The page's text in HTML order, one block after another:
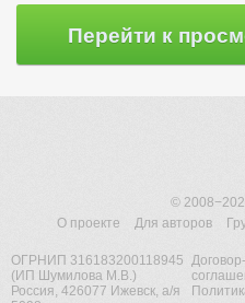
Перейти к
©
О проекте
Для авторов
ОГРНИП 316183200118945
(ИП Шумилова М.В.)
Россия, 426077 Ижевск, а/я